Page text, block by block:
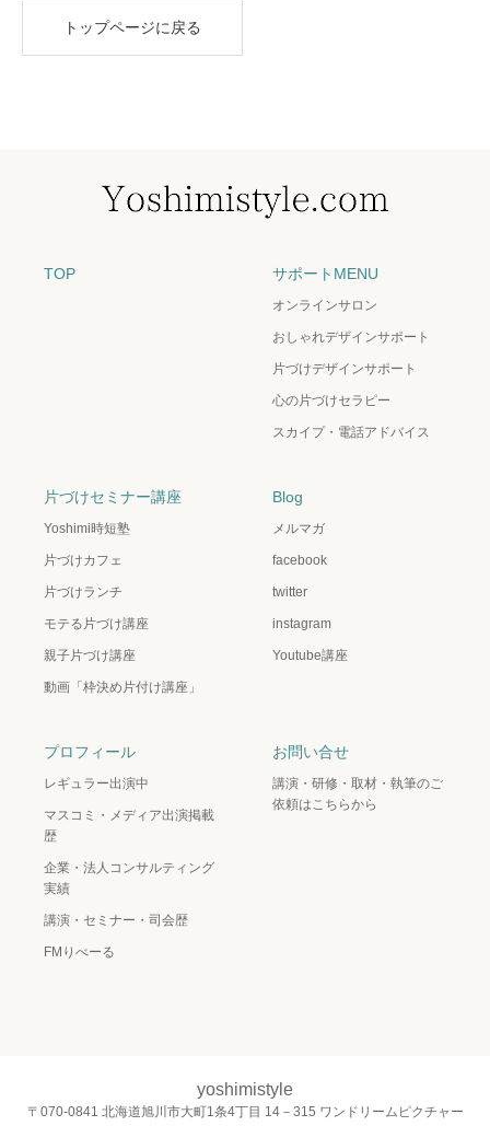
トップページに戻る
TOP サポートMENU
オンラインサロン
おしゃれデザインサポート
片づけデザインサポート
心の片づけセラピー
スカイプ・電話アドバイス
片づけセミナー講座
Yoshimi時短塾
片づけカフェ
片づけランチ
モテる片づけ講座
親子片づけ講座
動画「枠決め片付け講座」
Blog
メルマガ
facebook
twitter
instagram
Youtube講座
プロフィール
レギュラー出演中
マスコミ・メディア出演掲載
歴
企業・法人コンサルティング
実績
講演・セミナー・司会歴
FMりべーる
お問い合せ
講演・研修・取材・執筆のご
依頼はこちらから
yoshimistyle
〒070-0841 北海道旭川市大町1条4丁目 14－315 ワンドリームピクチャー